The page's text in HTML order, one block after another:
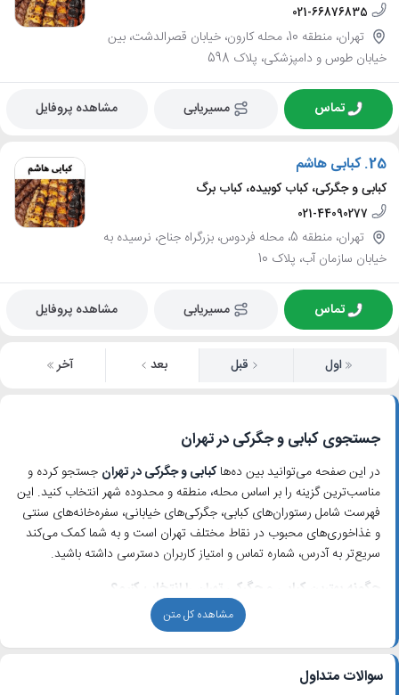
021-66876835
تهران، منطقه 10، محله کارون، خیابان قصرالدشت، بین
خیابان طوس و دامپزشکی، پلاک 598
تماس مسیریابی مشاهده پروفایل
25. کبابی هاشم
کبابی و جگرکی، کباب کوبیده، کباب برگ
021-44090277
تهران، منطقه 5، محله فردوس، بزرگراه جناح، نرسیده به
خیابان سازمان آب، پلاک 10
تماس مسیریابی مشاهده پروفایل
اول قبل بعد آخر
جستجوی کبابی و جگرکی در تهران
در این صفحه می‌توانید بین ده‌هاکبابی و جگرکی در تهران جستجو کرده و
مناسب‌ترین گزینه را بر اساس محله، منطقه و محدوده شهر انتخاب کنید. این
فهرست شامل رستوران‌های کبابی، جگرکی‌های خیابانی، سفره‌خانه‌های سنتی
و غذاخوری‌های محبوب در نقاط مختلف تهران است و به شما کمک می‌کند
سریع‌تر به آدرس، شماره تماس و امتیاز کاربران دسترسی داشته باشید.
چگونه بهترین کبابی و جگرکی تهران را انتخاب کنیم؟
بهترین کبابی‌های تهرانوجگرکی‌های معروف تهران
مهم وجود دارد: کیفیت گوشت و جگر، تازه بودن مواد اولیه، نحوه پخت،
جگر گوسفندی، دل و قلوه از محبوب‌ترین آیتم‌های منو هستند و همین تنوع
مشاهده کل متن
سوالات متداول